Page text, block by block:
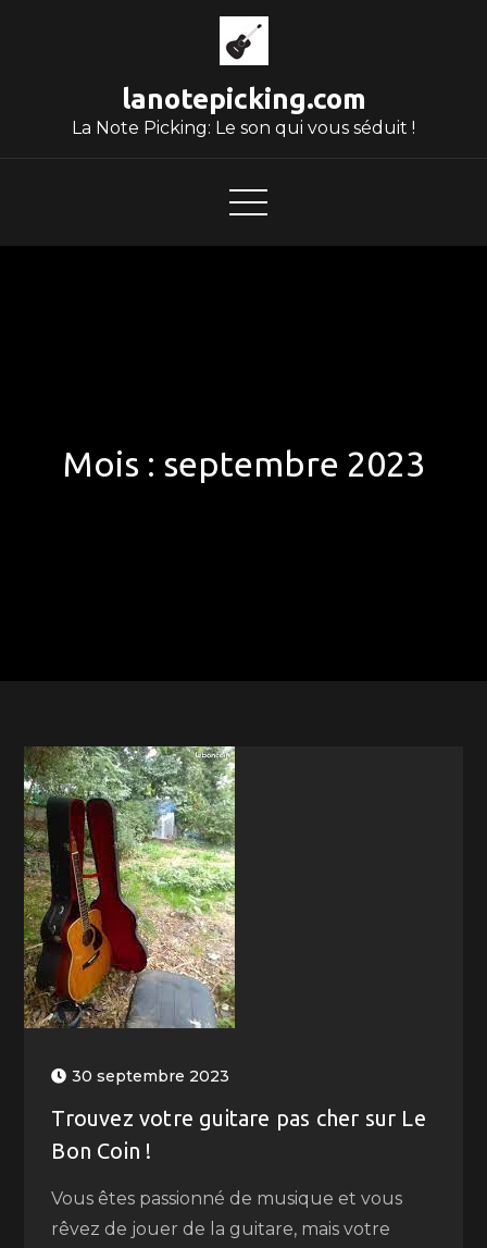
lanotepicking.com
La Note Picking: Le son qui vous séduit !
Mois : septembre 2023
30 septembre 2023
Trouvez votre guitare pas cher sur Le
Bon Coin !
Vous êtes passionné de musique et vous
rêvez de jouer de la guitare, mais votre